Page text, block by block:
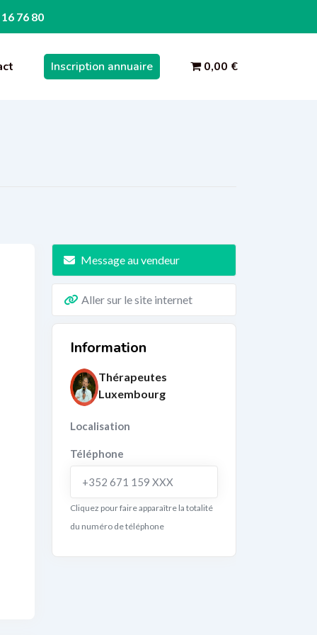
76 80
Inscription annuaire 0,00 €
Message au vendeur
Aller sur le site internet
Information
Thérapeutes
Luxembourg
Localisation
Téléphone
+352 671 159 XXX
Cliquez pour faire apparaître la totalité
du numéro de téléphone